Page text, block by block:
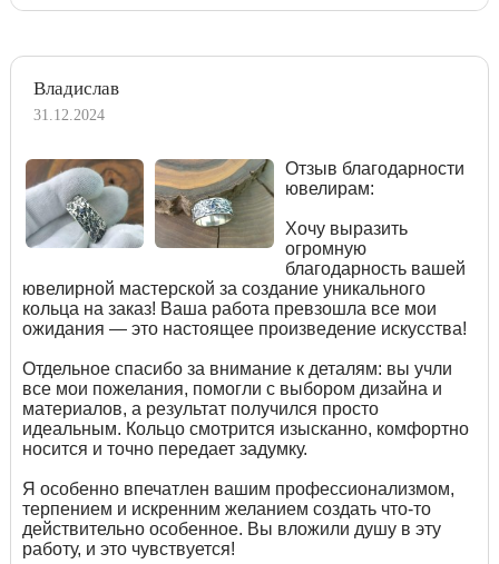
Владислав
31.12.2024
Отзыв благодарности
ювелирам:
Хочу выразить
огромную
благодарность вашей
ювелирной мастерской за создание уникального
кольца на заказ! Ваша работа превзошла все мои
ожидания — это настоящее произведение искусства!
Отдельное спасибо за внимание к деталям: вы учли
все мои пожелания, помогли с выбором дизайна и
материалов, а результат получился просто
идеальным. Кольцо смотрится изысканно, комфортно
носится и точно передает задумку.
Я особенно впечатлен вашим профессионализмом,
терпением и искренним желанием создать что-то
действительно особенное. Вы вложили душу в эту
работу, и это чувствуется!